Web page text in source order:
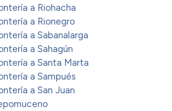
a Riohacha
a Rionegro
a Sabanalarga
a Sahagún
a Santa Marta
a Sampués
a San Juan